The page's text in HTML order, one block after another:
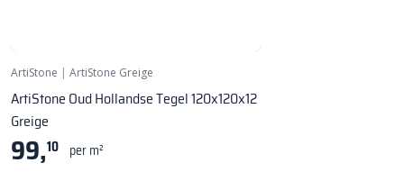
ArtiStone | ArtiStone Greige
ArtiStone Oud Hollandse Tegel 120x120x12
Greige
99,10 per m²